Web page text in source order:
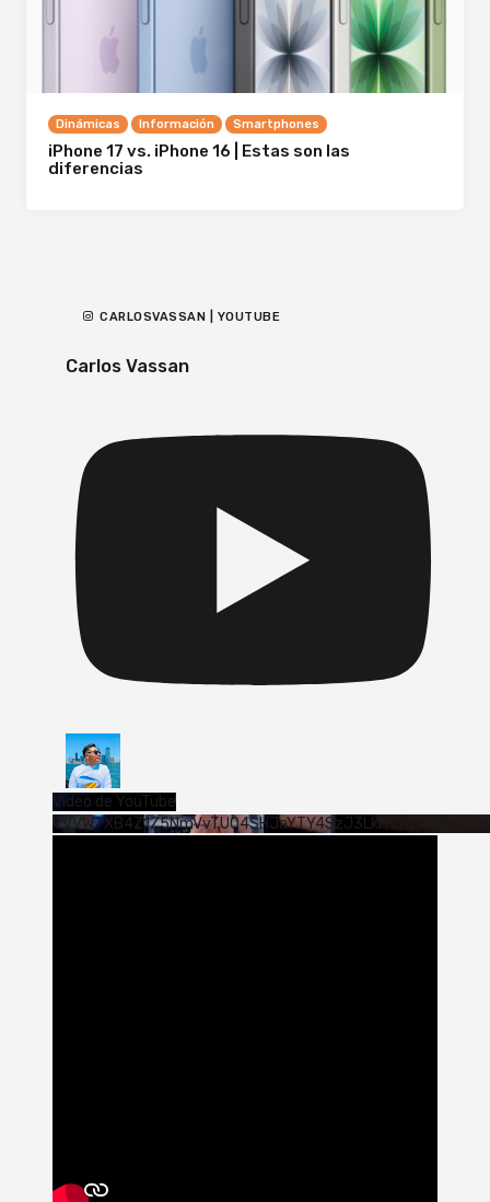
Dinámicas Información Smartphones
iPhone 17 vs. iPhone 16 | Estas son las
diferencias
CARLOSVASSAN | YOUTUBE
Carlos Vassan
Vídeo de YouTube